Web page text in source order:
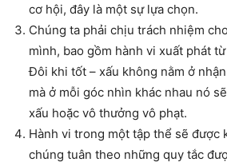
cơ hội, đây là một sự lựa chọn.
Chúng ta phải chịu trách nhiệm
mình, bao gồm hành vi xuất phát
Đôi khi tốt – xấu không nằm ở
mà ở mỗi góc nhìn khác nhau nó
xấu hoặc vô thưởng vô phạt.
Hành vi trong một tập thể sẽ được
chúng tuân theo những quy tắc